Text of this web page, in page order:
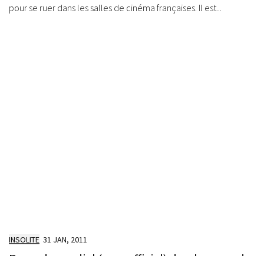
pour se ruer dans les salles de cinéma françaises. Il est...
INSOLITE 31 JAN, 2011